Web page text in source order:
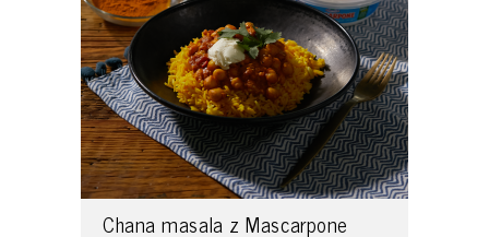
Chana masala z Mascarpone